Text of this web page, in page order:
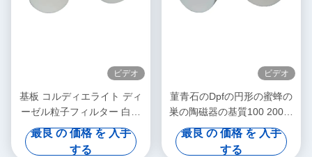
ビデオ
基板 コルディエライト ディ
ーゼル粒子フィルター 白色
高孔度
最良 の 価格 を 入手
する
ビデオ
菫青石のDpfの円形の蜜蜂の
巣の陶磁器の基質100 200の
CPSIの細胞密度
最良 の 価格 を 入手
する